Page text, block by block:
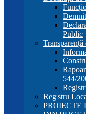
Public
544/
Registru
PROIECTE